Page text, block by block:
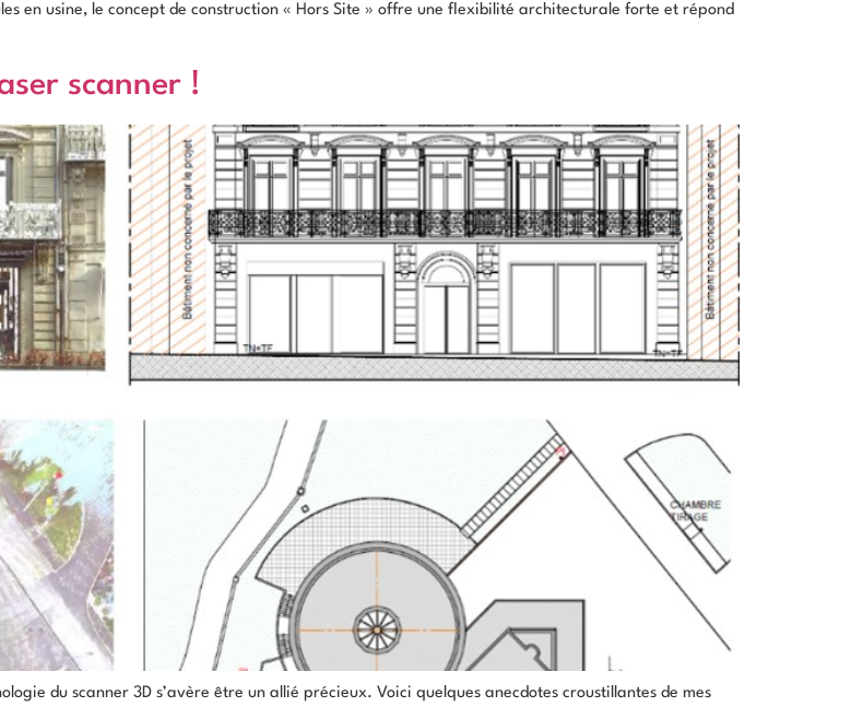
en usine, le concept de construction « Hors Site » offre une flexibilité architecturale forte et répond
scanner !
du scanner 3D s’avère être un allié précieux. Voici quelques anecdotes croustillantes de mes